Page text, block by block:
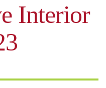
Interior